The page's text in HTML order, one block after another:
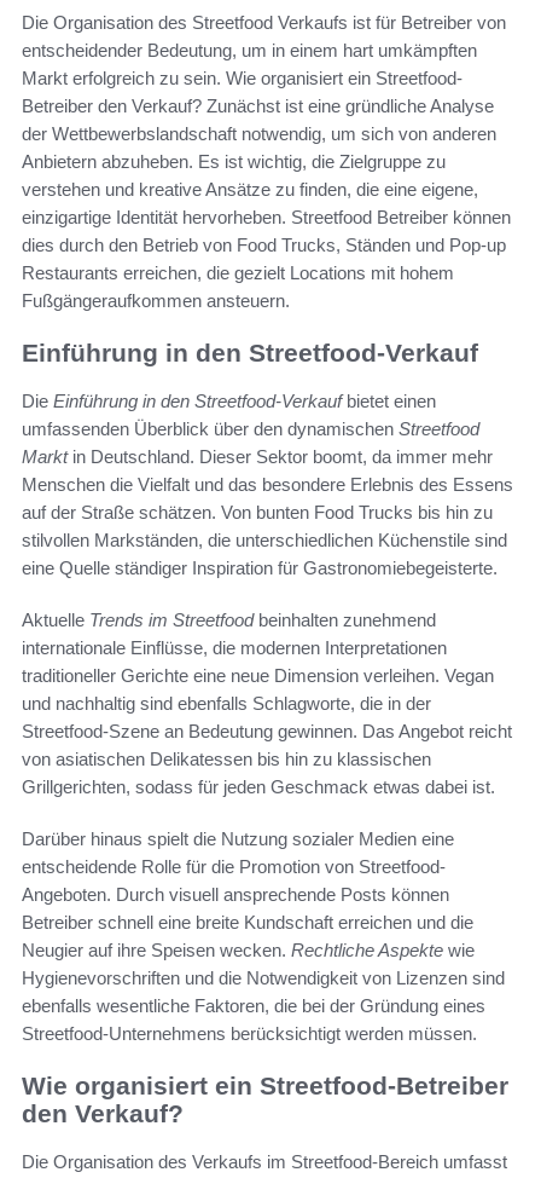
Die Organisation des Streetfood Verkaufs ist für Betreiber von
entscheidender Bedeutung, um in einem hart umkämpften
Markt erfolgreich zu sein. Wie organisiert ein Streetfood-
Betreiber den Verkauf? Zunächst ist eine gründliche Analyse
der Wettbewerbslandschaft notwendig, um sich von anderen
Anbietern abzuheben. Es ist wichtig, die Zielgruppe zu
verstehen und kreative Ansätze zu finden, die eine eigene,
einzigartige Identität hervorheben. Streetfood Betreiber können
dies durch den Betrieb von Food Trucks, Ständen und Pop-up
Restaurants erreichen, die gezielt Locations mit hohem
Fußgängeraufkommen ansteuern.
Einführung in den Streetfood-Verkauf
Die Einführung in den Streetfood-Verkaufbietet einen
umfassenden Überblick über den dynamischen Streetfood
Marktin Deutschland. Dieser Sektor boomt, da immer mehr
Menschen die Vielfalt und das besondere Erlebnis des Essens
auf der Straße schätzen. Von bunten Food Trucks bis hin zu
stilvollen Markständen, die unterschiedlichen Küchenstile sind
eine Quelle ständiger Inspiration für Gastronomiebegeisterte.
Aktuelle Trends im Streetfoodbeinhalten zunehmend
internationale Einflüsse, die modernen Interpretationen
traditioneller Gerichte eine neue Dimension verleihen. Vegan
und nachhaltig sind ebenfalls Schlagworte, die in der
Streetfood-Szene an Bedeutung gewinnen. Das Angebot reicht
von asiatischen Delikatessen bis hin zu klassischen
Grillgerichten, sodass für jeden Geschmack etwas dabei ist.
Darüber hinaus spielt die Nutzung sozialer Medien eine
entscheidende Rolle für die Promotion von Streetfood-
Angeboten. Durch visuell ansprechende Posts können
Betreiber schnell eine breite Kundschaft erreichen und die
Neugier auf ihre Speisen wecken. Rechtliche Aspekte wie
Hygienevorschriften und die Notwendigkeit von Lizenzen sind
ebenfalls wesentliche Faktoren, die bei der Gründung eines
Streetfood-Unternehmens berücksichtigt werden müssen.
Wie organisiert ein Streetfood-Betreiber
den Verkauf?
Die Organisation des Verkaufs im Streetfood-Bereich umfasst